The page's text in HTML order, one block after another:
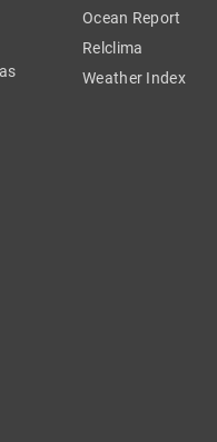
Ocean Report
Relclima
Weather Index